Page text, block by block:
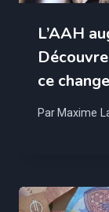
L’AAH
ce
Par Maxime